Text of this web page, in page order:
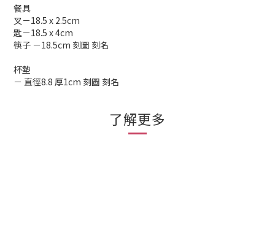
餐具
叉－18.5 x 2.5cm
匙－18.5 x 4cm
筷子 －18.5cm 刻圖 刻名
杯墊
－ 直徑8.8 厚1cm 刻圖 刻名
了解更多